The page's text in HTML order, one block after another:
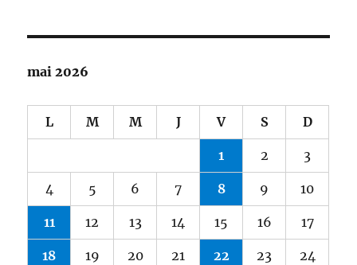
mai 2026
L M M J V S D
1 2 3
4 5 6 7 8 9 10
11 12 13 14 15 16 17
18 19 20 21 22 23 24